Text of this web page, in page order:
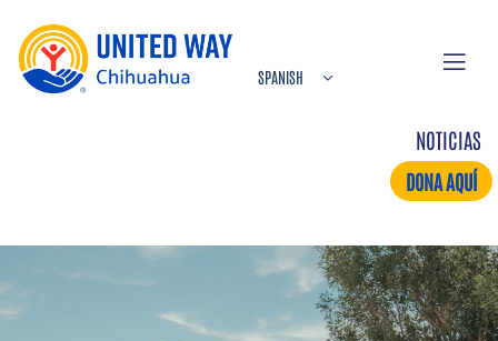
NOTICIAS
DONA AQUÍ